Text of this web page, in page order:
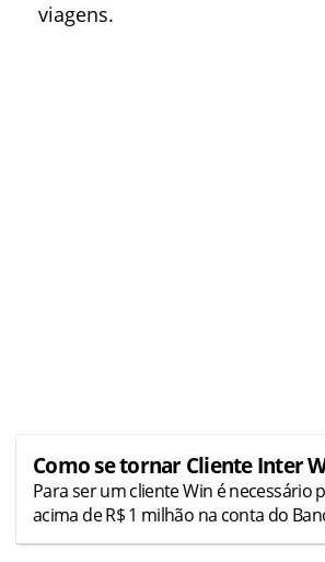
viagens.
Como se tornar Cliente Inter
Para ser um cliente Win é necessário
acima de R$ 1 milhão na conta do